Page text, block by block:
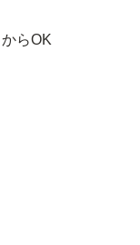
らOK